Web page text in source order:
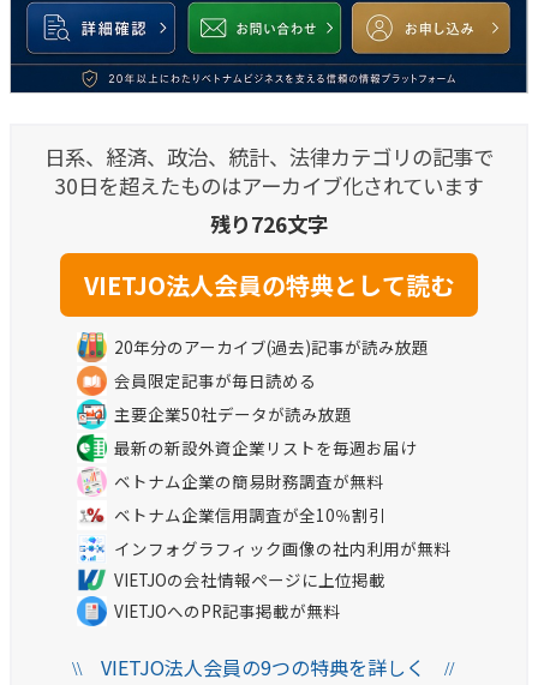
日系、経済、政治、統計、法律カテゴリの記事で
30日を超えたものはアーカイブ化されています
残り726文字
20年分のアーカイブ(過去)記事が読み放題
会員限定記事が毎日読める
主要企業50社データが読み放題
最新の新設外資企業リストを毎週お届け
ベトナム企業の簡易財務調査が無料
ベトナム企業信用調査が全10％割引
インフォグラフィック画像の社内利用が無料
VIETJOの会社情報ページに上位掲載
VIETJOへのPR記事掲載が無料
\\VIETJO法人会員の9つの特典を詳しく //